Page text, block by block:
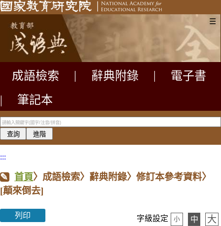
☰
成語檢索 辭典附錄
電子書
|
筆記本
:::
首頁〉成語檢索〉辭典附錄〉修訂本參考資料〉
[顛來倒去]
列印 字級設定 小 中 大